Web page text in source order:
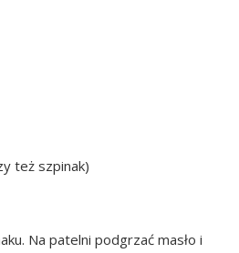
też szpinak)
Na patelni podgrzać masło i